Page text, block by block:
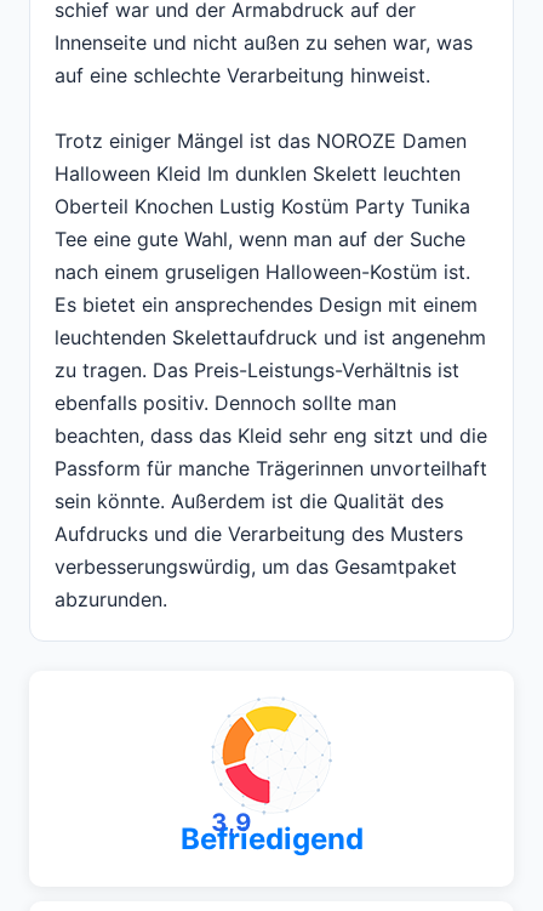
schief war und der Armabdruck auf der
Innenseite und nicht außen zu sehen war, was
auf eine schlechte Verarbeitung hinweist.
Trotz einiger Mängel ist das NOROZE Damen
Halloween Kleid Im dunklen Skelett leuchten
Oberteil Knochen Lustig Kostüm Party Tunika
Tee eine gute Wahl, wenn man auf der Suche
nach einem gruseligen Halloween-Kostüm ist.
Es bietet ein ansprechendes Design mit einem
leuchtenden Skelettaufdruck und ist angenehm
zu tragen. Das Preis-Leistungs-Verhältnis ist
ebenfalls positiv. Dennoch sollte man
beachten, dass das Kleid sehr eng sitzt und die
Passform für manche Trägerinnen unvorteilhaft
sein könnte. Außerdem ist die Qualität des
Aufdrucks und die Verarbeitung des Musters
verbesserungswürdig, um das Gesamtpaket
abzurunden.
3,9
Befriedigend